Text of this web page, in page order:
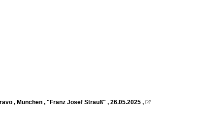
, München , "Franz Josef Strauß" , 26.05.2025 , 